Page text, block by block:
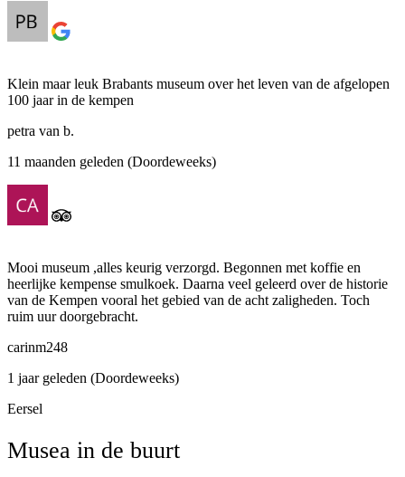
Klein maar leuk Brabants museum over het leven van de afgelopen
100 jaar in de kempen
petra van b.
11 maanden geleden (Doordeweeks)
Mooi museum ,alles keurig verzorgd. Begonnen met koffie en
heerlijke kempense smulkoek. Daarna veel geleerd over de historie
van de Kempen vooral het gebied van de acht zaligheden. Toch
ruim uur doorgebracht.
carinm248
1 jaar geleden (Doordeweeks)
Eersel
Musea in de buurt